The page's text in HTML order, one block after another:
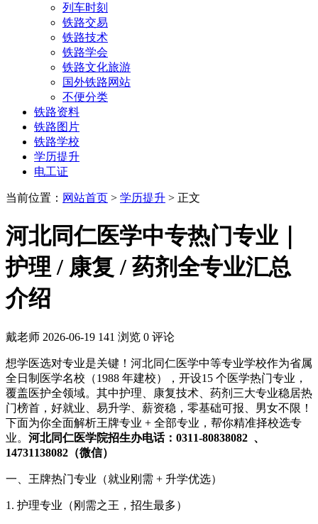
列车时刻
铁路交易
铁路技术
铁路学会
铁路文化旅游
国外铁路网站
不便分类
铁路资料
铁路图片
铁路学校
学历提升
电工证
当前位置： 网站首页 > 学历提升 > 正文
河北同仁医学中专热门专业｜
护理 / 康复 / 药剂全专业汇总
介绍
戴老师 2026-06-19 141 浏览 0 评论
想学医选对专业是关键！河北同仁医学中等专业学校作为省属
全日制医学名校（1988 年建校），开设15 个医学热门专业，
覆盖医护全领域。其中护理、康复技术、药剂三大专业稳居热
门榜首，好就业、易升学、薪资稳，零基础可报、男女不限！
下面为你全面解析王牌专业 + 全部专业，帮你精准择校选专
业。 河北同仁医学院招生办电话：0311-80838082 、
14731138082（微信）
一、王牌热门专业（就业刚需 + 升学优选）
1. 护理专业（刚需之王，招生最多）